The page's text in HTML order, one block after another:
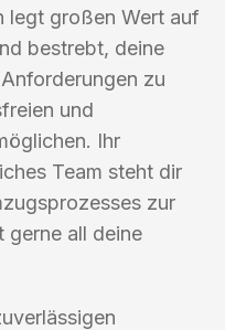
legt großen Wert auf
bestrebt, deine
zu
und
Ihr
Team steht dir
zur
gerne all deine